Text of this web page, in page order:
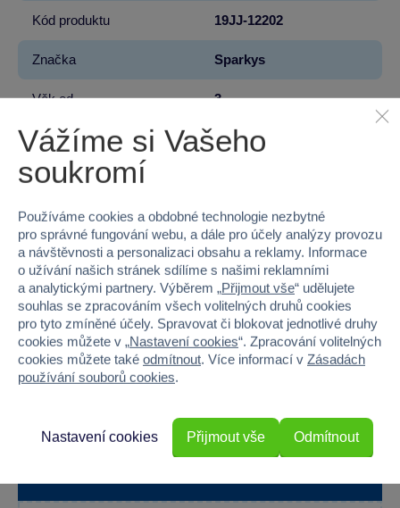
Kód produktu 19JJ-12202
Značka Sparkys
Věk od 3
Pohlaví HOLKA, KLUK
Šířka
Výška 30
Hloubka 12
Hmotnost v gramech 490
Průměr z 1 hodnocení
Vážíme si Vašeho
soukromí
Používáme cookies a obdobné technologie nezbytné
pro správné fungování webu, a dále pro účely analýzy provozu
a návštěvnosti a personalizaci obsahu a reklamy. Informace
o užívání našich stránek sdílíme s našimi reklamními
a analytickými partnery. Výběrem „Přijmout vše“ udělujete
souhlas se zpracováním všech volitelných druhů cookies
pro tyto zmíněné účely. Spravovat či blokovat jednotlivé druhy
cookies můžete v „Nastavení cookies“. Zpracování volitelných
cookies můžete také odmítnout. Více informací v Zásadách
používání souborů cookies.
Odmítnout
Nastavení cookies Přijmout vše